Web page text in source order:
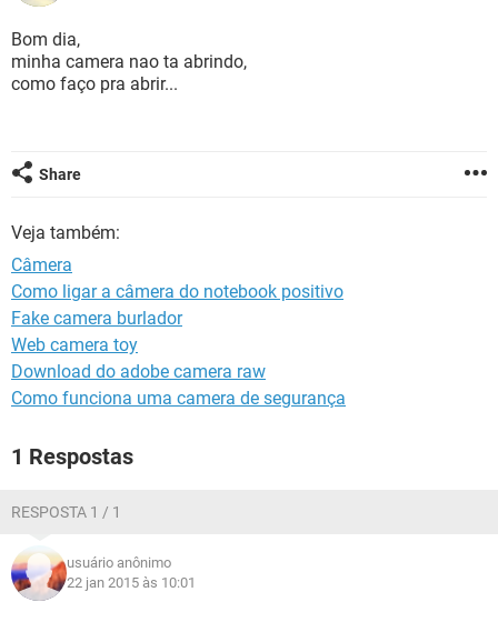
GUIA DE COMPRAS
INSTAGRAM
GUIA DE COMPRAS
CELULAR
OUTLOOK
INSTAGRAM
JOGOS
CELULAR
GUIA DE COMPRAS
Bom dia,
minha camera nao ta abrindo,
como faço pra abrir...
Share
Veja também:
Câmera
Como ligar a câmera do notebook positivo
Fake camera burlador
Web camera toy
Download do adobe camera raw
Como funciona uma camera de segurança
1 Respostas
RESPOSTA 1 / 1
usuário anônimo
22 jan 2015 às 10:01